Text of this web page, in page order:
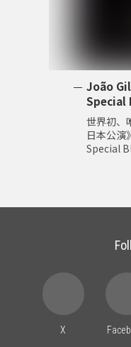
João
Special
世界初、
日本公演
Special
X